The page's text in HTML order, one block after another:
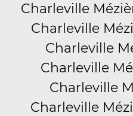
Charleville
Charleville
Charleville
Charleville
Charleville
Charleville